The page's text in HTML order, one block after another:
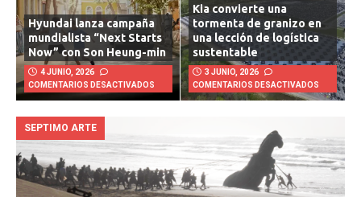
Hyundai lanza campaña
mundialista “Next Starts
Now” con Son Heung-min
4 JUNIO, 2026
COMENTARIOS DESACTIVADOS
Kia convierte una
tormenta de granizo en
una lección de logística
sustentable
3 JUNIO, 2026
COMENTARIOS DESACTIVADOS
SEPTIMO ARTE